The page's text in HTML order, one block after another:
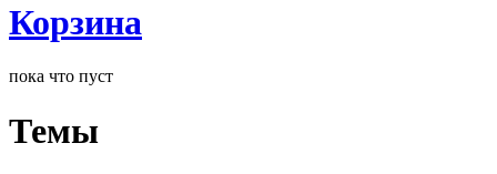
Корзина
пока что пуст
Темы